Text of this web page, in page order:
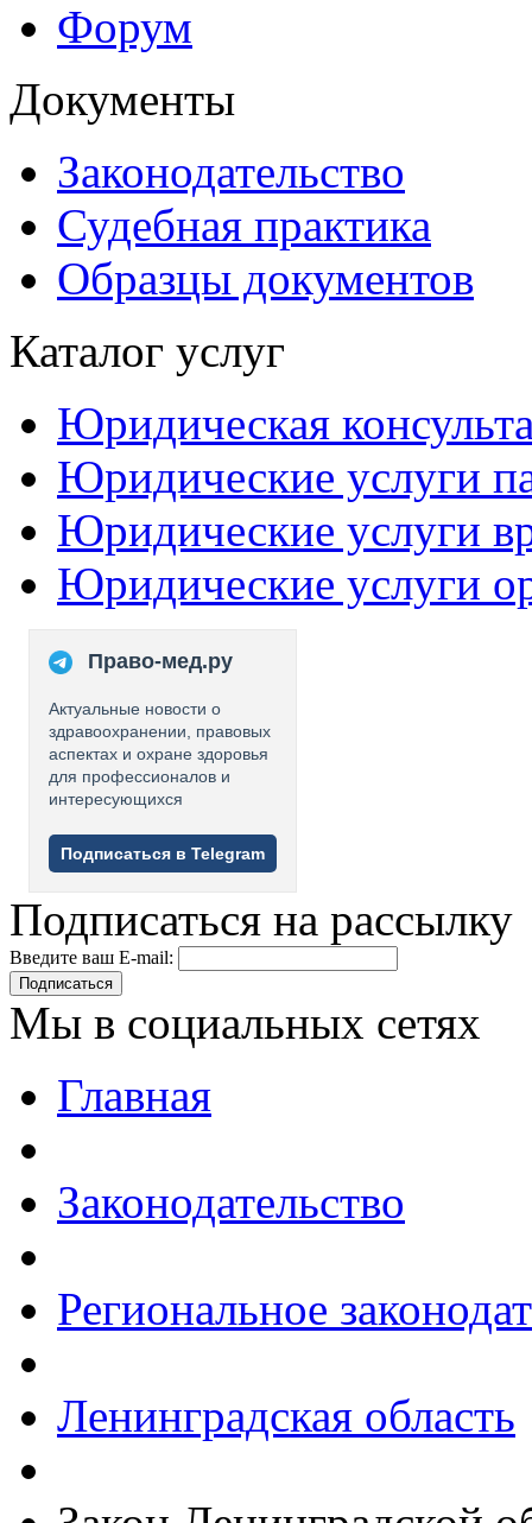
Форум
Документы
Законодательство
Судебная практика
Образцы документов
Каталог услуг
Юридическая
Юридические услуги
Юридические услуги
Юридические услуги
Право-мед.ру
Актуальные новости о
здравоохранении, правовых
аспектах и охране здоровья
для профессионалов и
интересующихся
Подписаться в Telegram
Подписаться на рассылку
Введите ваш E-mail:
Подписаться
Мы в социальных сетях
Главная
Законодательство
Региональное
Ленинградская область